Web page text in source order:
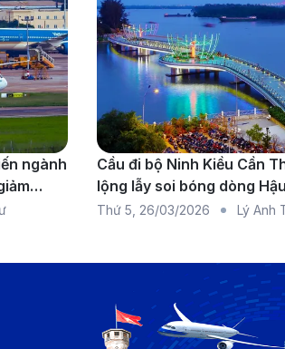
ngành
diện
Cầu đi bộ Ninh Kiều Cần
lộng lẫy soi bóng dòng
Thứ 5 26/03/2026 Lý Anh